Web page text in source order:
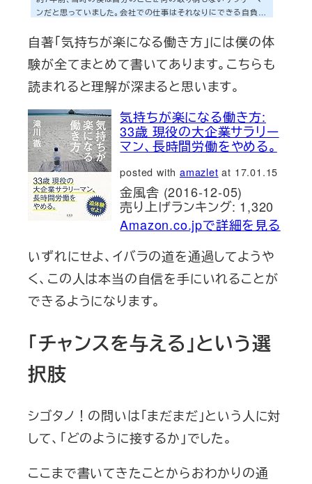
題」と向き合う〜
ンだと思っていました。会社での仕事はそれなりにできる自負が
者、起業家、ブロガー。自分が当時憧れていた人達と自分を勝手
に比較して、「自分には何の取り柄もないなぁ」と感じていたの
です。そんな僕が、今回出版をすることになりました。当時憧れ
っと想像できないことでしょう。「何の取り柄もない」と感じてい
自著「気持ちが楽になる働き方」には僕の体
験が全てまとめて書いてあります。こちらも
読まれると理解が深まると思います。
気持ちが楽になる働き方:
33歳 現役の大企業サラリー
マン、長時間労働をやめる。
posted with amazlet at 17.01.15
金風舎 (2016-12-05)
売り上げランキング: 1,320
Amazon.co.jpで詳細を見る
いずれにせよ、イバラの道を通過してようや
く、この人は本当の自信を手にいれることが
できるようになります。
「チャンスを与える」という選
択肢
シゴタノ！の問いは「まだまだ」という人に対
して、「どのように接するか」でした。
ここまで書いてきたことからおわかりの通